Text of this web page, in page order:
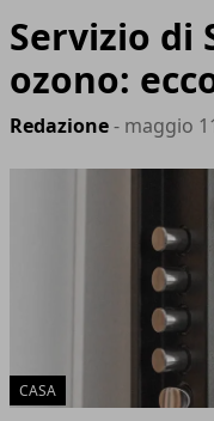
Servizio di
ozono:
Redazione- maggio
CASA